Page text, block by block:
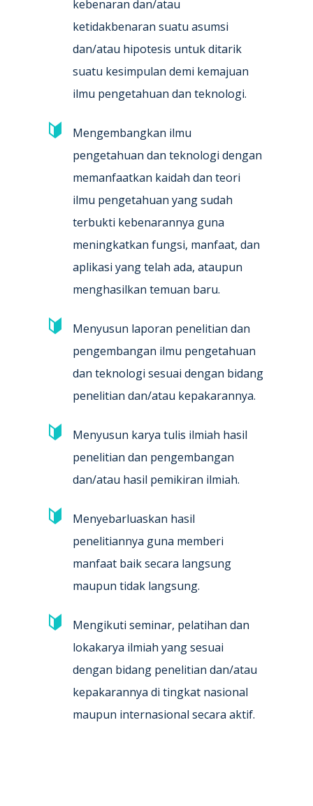
kebenaran dan/atau
ketidakbenaran suatu asumsi
dan/atau hipotesis untuk ditarik
suatu kesimpulan demi kemajuan
ilmu pengetahuan dan teknologi.
Mengembangkan ilmu
pengetahuan dan teknologi dengan
memanfaatkan kaidah dan teori
ilmu pengetahuan yang sudah
terbukti kebenarannya guna
meningkatkan fungsi, manfaat, dan
aplikasi yang telah ada, ataupun
menghasilkan temuan baru.
Menyusun laporan penelitian dan
pengembangan ilmu pengetahuan
dan teknologi sesuai dengan bidang
penelitian dan/atau kepakarannya.
Menyusun karya tulis ilmiah hasil
penelitian dan pengembangan
dan/atau hasil pemikiran ilmiah.
Menyebarluaskan hasil
penelitiannya guna memberi
manfaat baik secara langsung
maupun tidak langsung.
Mengikuti seminar, pelatihan dan
lokakarya ilmiah yang sesuai
dengan bidang penelitian dan/atau
kepakarannya di tingkat nasional
maupun internasional secara aktif.